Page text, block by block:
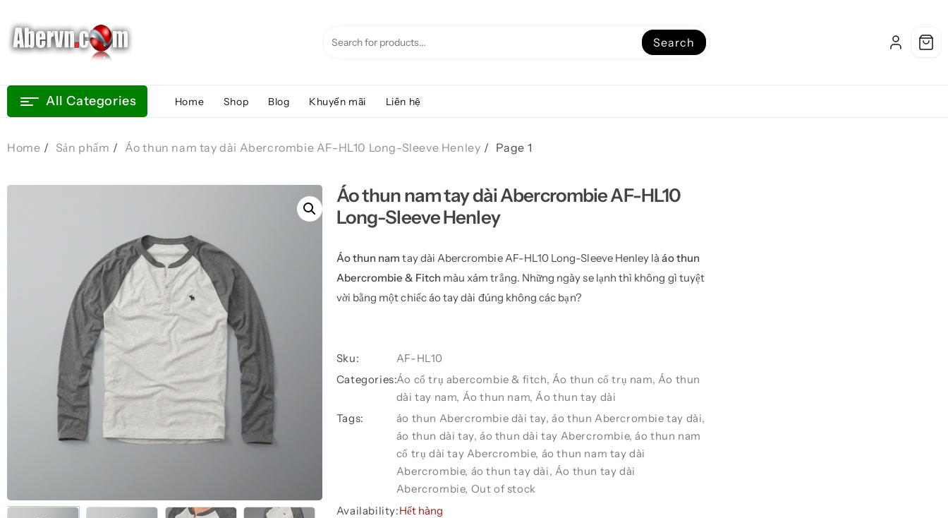
content
Search
All Categories Home Shop Blog Khuyến mãi Liên hệ
Home Sản phẩm Áo thun nam tay dài Abercrombie AF-HL10 Long-Sleeve Henley Page 1
Áo thun nam tay dài Abercrombie AF-HL10
Long-Sleeve Henley
Áo thun namtay dài Abercrombie AF-HL10 Long-Sleeve Henley làáo thun
Abercrombie & Fitch màu xám trắng. Những ngày se lạnh thì không gì tuyệt
vời bằng một chiếc áo tay dài đúng không các bạn?
Sku:
AF-HL10
Categories:Áo cổ trụ abercombie & fitch, Áo thun cổ trụ nam, Áo thun
dài tay nam, Áo thun nam,Áo thun tay dài
Tags:
áo thun Abercrombie dài tay,áo thun Abercrombie tay dài,
áo thun dài tay, áo thun dài tay Abercrombie,áo thun nam
cổ trụ dài tay Abercrombie, áo thun nam tay dài
Abercrombie, áo thun tay dài, Áo thun tay dài
Abercrombie, Out of stock
Availability:Hết hàng